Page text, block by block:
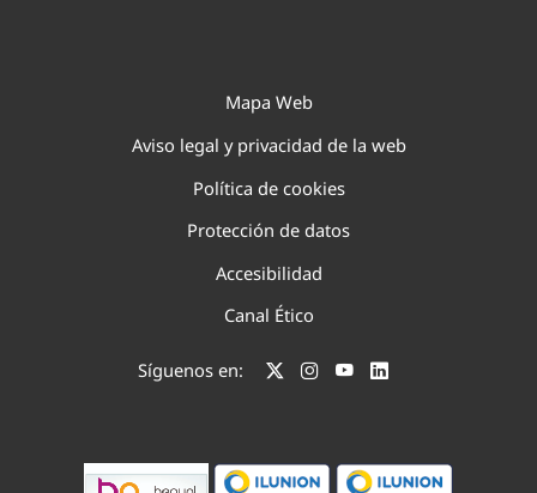
Mapa Web
Aviso legal y privacidad de la web
Política de cookies
Protección de datos
Accesibilidad
Canal Ético
Síguenos en: